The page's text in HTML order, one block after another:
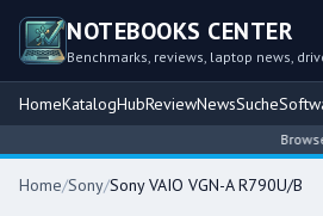
NOTEBOOKS CENTER
Benchmarks, reviews, laptop news,
HomeKatalogHubReviewNewsSuche
Home/Sony/Sony VAIO VGN-A R790U/B